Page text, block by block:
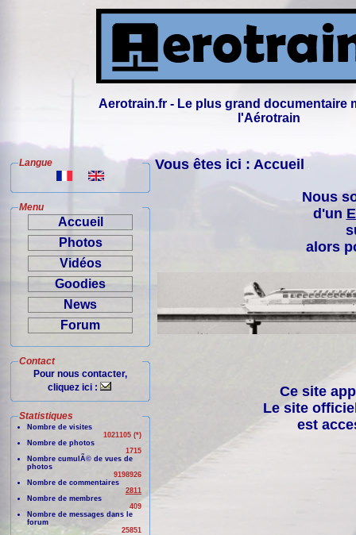
Aerotrain.fr - Le plus grand documentaire
l'Aérotrain
Langue
Menu
Accueil
Photos
Vidéos
Goodies
News
Forum
Contact
Pour nous contacter,
cliquez ici :
Statistiques
Nombre de visites
1021105 (*)
Nombre de photos
1715
Nombre cumulÃ© de vues de
photos
9198926
Nombre de commentaires
2811
Nombre de membres
409
Nombre de messages dans le
forum
25851
Vous êtes ici : Accueil
Nous
d'un
alors
Ce site
Le site
est